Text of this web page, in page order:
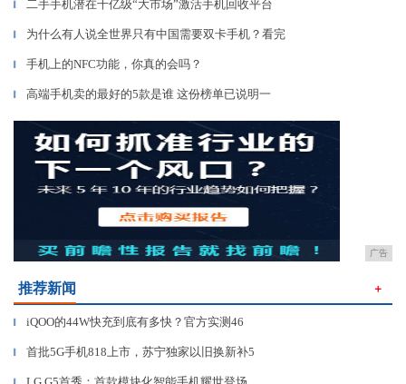
▎ 二手手机潜在千亿级“大市场”激活手机回收平台
▎ 为什么有人说全世界只有中国需要双卡手机？看完
▎ 手机上的NFC功能，你真的会吗？
▎ 高端手机卖的最好的5款是谁 这份榜单已说明一
广告
推荐新闻 ＋
▎ iQOO的44W快充到底有多快？官方实测46
▎ 首批5G手机818上市，苏宁独家以旧换新补5